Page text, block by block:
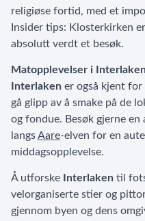
religiøse fortid, med et
Insider tips: Klosterkirken
absolutt verdt et besøk.
Matopplevelser i
Interlaken er også kjent for
gå glipp av å smake på de
og fondue. Besøk gjerne en
langsAare-elven for en
middagsopplevelse.
Å utforske Interlaken til
velorganiserte stier og
gjennom byen og dens